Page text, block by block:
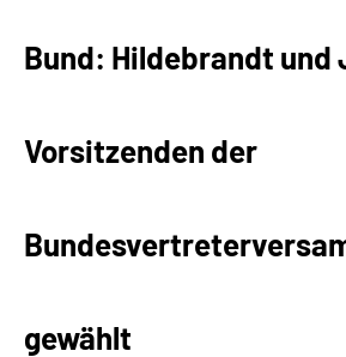
Experten
Suche
Bund: Hildebrandt und
Vorsitzenden der
gewählt